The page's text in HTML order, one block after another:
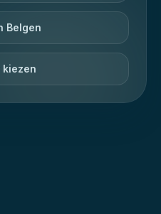
Belgen
kiezen